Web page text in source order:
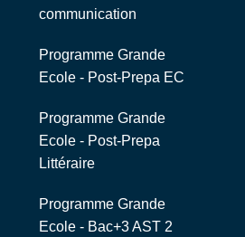
communication
Programme Grande
Ecole - Post-Prepa EC
Programme Grande
Ecole - Post-Prepa
Littéraire
Programme Grande
Ecole - Bac+3 AST 2